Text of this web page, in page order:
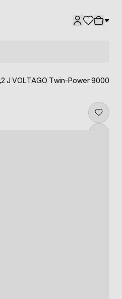
J VOLTAGO Twin-Power 9000